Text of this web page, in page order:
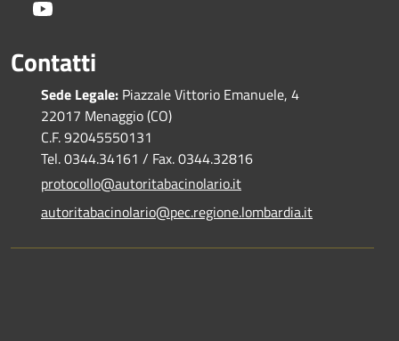
Contatti
Sede Legale: Piazzale Vittorio Emanuele, 4
22017 Menaggio (CO)
C.F. 92045550131
Tel. 0344.34161 / Fax. 0344.32816
protocollo@autoritabacinolario.it
autoritabacinolario@pec.regione.lombardia.it